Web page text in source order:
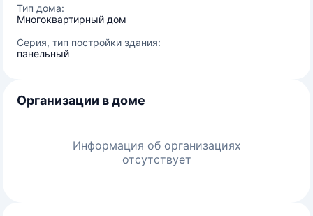
Тип дома:
Многоквартирный дом
Серия, тип постройки здания:
панельный
Организации в доме
Информация об организациях
отсутствует